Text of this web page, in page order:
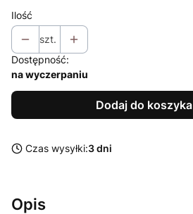
Ilość
szt.
Dostępność:
na wyczerpaniu
Dodaj do koszyka
Czas wysyłki:3 dni
Opis